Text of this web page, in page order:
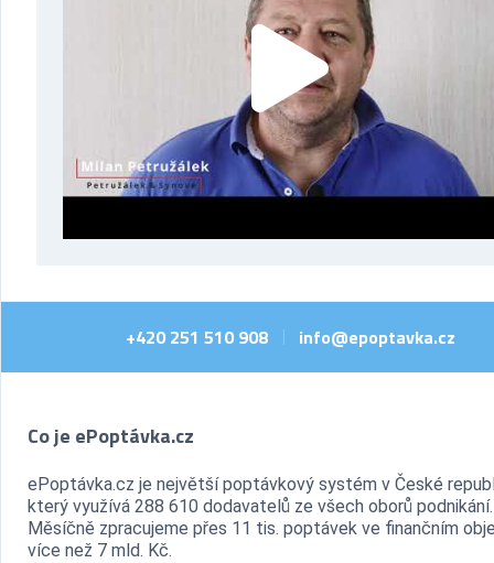
+420 251 510 908 info@epoptavka.cz
Co je ePoptávka.cz
ePoptávka.cz je největší poptávkový systém v České
který využívá 288 610 dodavatelů ze všech oborů podnikání.
Měsíčně zpracujeme přes 11 tis. poptávek ve finančním
více než 7 mld. Kč.